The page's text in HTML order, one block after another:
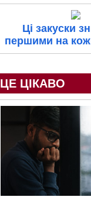
Ці закуски
першими на
ЦЕ ЦІКАВО